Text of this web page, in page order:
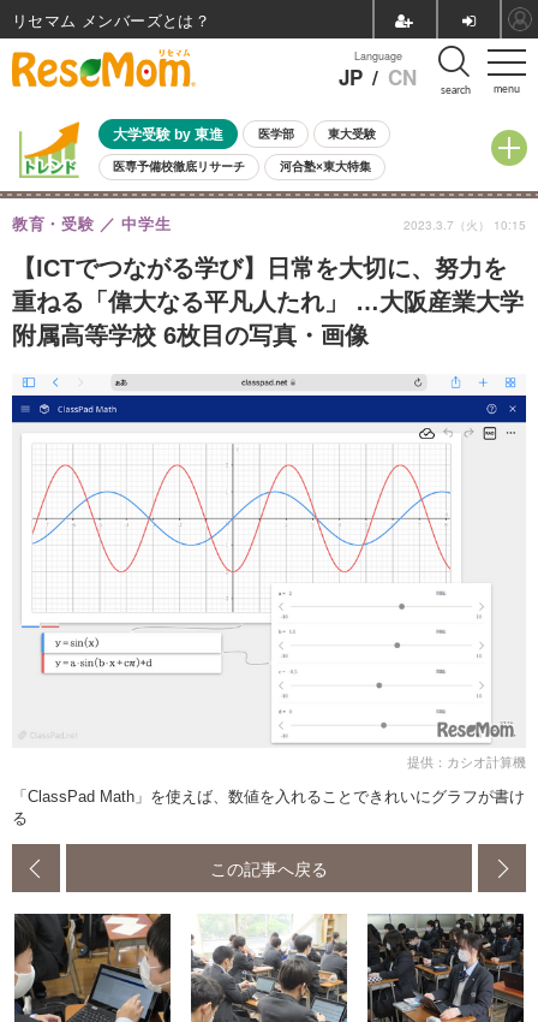
menu
Language
JP / CN search
大学受験 by 東進 医学部 東大受験
医専予備校徹底リサーチ 河合塾×東大特集
親子で考える大学選び 高校受験 中学受験 小学校受験
共通テスト 夏休み
8月開催イベント・WS 全国公立高校 過去問 人気記事
自由研究教材（小学生向け） 自由研究教材（中学生向け） ランキング
【ICTでつながる学び】日常を大切に、努力を
重ねる「偉大なる平凡人たれ」 …大阪産業大学
附属高等学校 6枚目の写真・画像
教育・受験 中学生 2023.3.7（火） 10:15
提供：カシオ計算機
「ClassPad Math」を使えば、数値を入れることできれいにグラフが書け
る
この記事へ戻る
リセマム メンバーズ